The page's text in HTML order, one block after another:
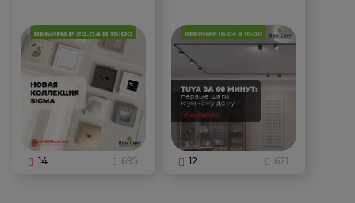
14 695 12 621